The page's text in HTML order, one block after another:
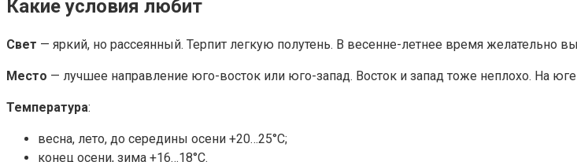
Какие условия любит
Свет — яркий, но рассеянный. Терпит легкую полутень. В весенне-летнее время желательно
Место — лучшее направление юго-восток или юго-запад. Восток и запад тоже неплохо. На юге
Температура:
весна, лето, до середины осени +20…25°С;
конец осени, зима +16…18°С.